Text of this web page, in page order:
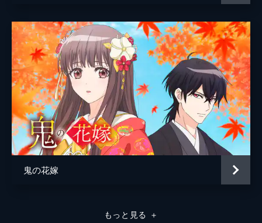
鬼の花嫁
もっと見る ＋